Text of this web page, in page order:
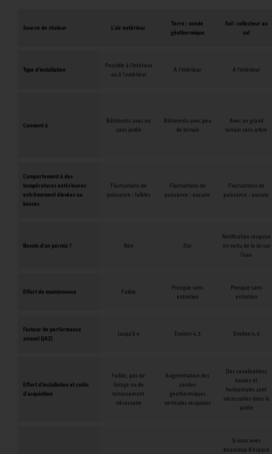
Source de chaleur L'air extérieur
Terre : sonde
géothermique
Sol : collecteur au
sol
Type d'installation
Possible à l'intérieur
ou à l'extérieur
A l'intérieur A l'intérieur
Convient à
Bâtiments avec ou
sans jardin
Bâtiments avec peu
de terrain
Avec un grand
terrain sans arbre
Comportement à des
températures extérieures
extrêmement élevées ou
basses
Fluctuations de
puissance : faibles
Fluctuations de
puissance : aucune
Fluctuations de
puissance : aucune
Besoin d'un permis ? Non Oui
Notification recquise
en vertu de la loi sur
l'eau
Effort de maintenance Faible
Presque sans
entretien
Presque sans
entretien
Facteur de performance
annuel (JAZ)
Jusqu'à 4 Environ 4,5 Environ 4,5
Effort d'installation et coûts
d'acquisition
Faible, pas de
forage ou de
terrassement
nécessaire
Augmentation des
sondes
géothermiques
verticales recquises
Des canalisations
hautes et
horizontales sont
nécessaires dans le
jardin
Si vous avez
beaucoup d'espace